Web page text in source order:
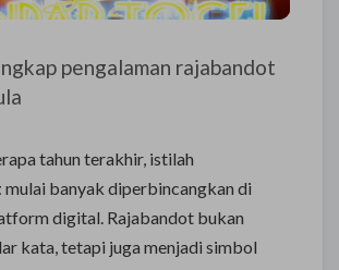
pengalaman rajabandot
tahun terakhir, istilah
mulai banyak diperbincangkan di
digital. Rajabandot bukan
kata, tetapi juga menjadi simbol